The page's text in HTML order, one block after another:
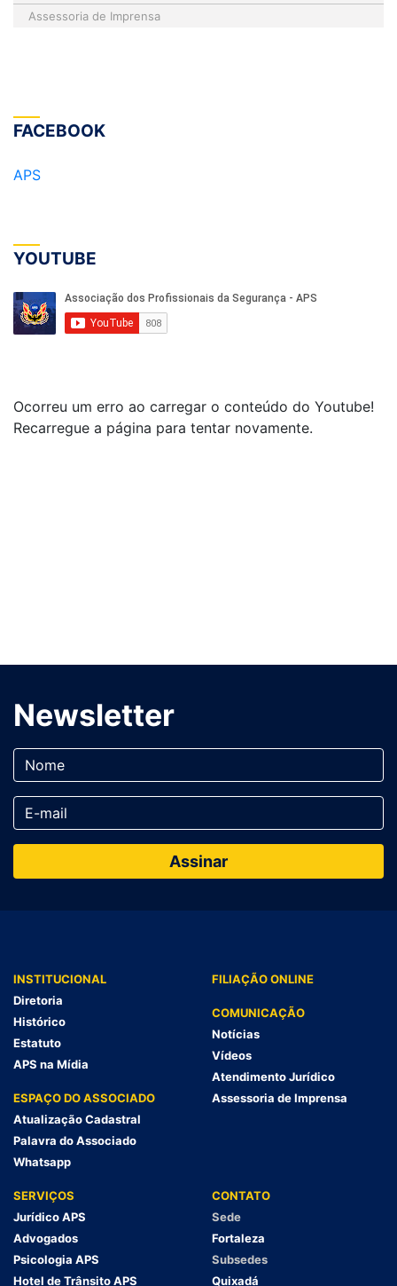
Assessoria de Imprensa
FACEBOOK
APS
YOUTUBE
Ocorreu um erro ao carregar o conteúdo do Youtube!
Recarregue a página para tentar novamente.
Newsletter
INSTITUCIONAL
Diretoria
Histórico
Estatuto
APS na Mídia
ESPAÇO DO ASSOCIADO
Atualização Cadastral
Palavra do Associado
Whatsapp
FILIAÇÃO ONLINE
COMUNICAÇÃO
Notícias
Vídeos
Atendimento Jurídico
Assessoria de Imprensa
SERVIÇOS
Jurídico APS
Advogados
Psicologia APS
Hotel de Trânsito APS
CONTATO
Sede
Fortaleza
Subsedes
Quixadá